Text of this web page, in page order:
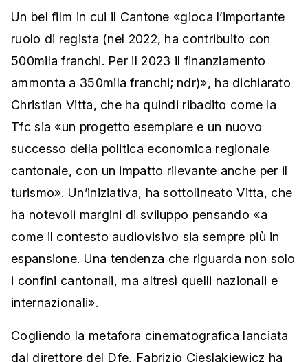
Un bel film in cui il Cantone «gioca l’importante
ruolo di regista (nel 2022, ha contribuito con
500mila franchi. Per il 2023 il finanziamento
ammonta a 350mila franchi; ndr)», ha dichiarato
Christian Vitta, che ha quindi ribadito come la
Tfc sia «un progetto esemplare e un nuovo
successo della politica economica regionale
cantonale, con un impatto rilevante anche per il
turismo». Un’iniziativa, ha sottolineato Vitta, che
ha notevoli margini di sviluppo pensando «a
come il contesto audiovisivo sia sempre più in
espansione. Una tendenza che riguarda non solo
i confini cantonali, ma altresì quelli nazionali e
internazionali».
Cogliendo la metafora cinematografica lanciata
dal direttore del Dfe, Fabrizio Cieslakiewicz ha